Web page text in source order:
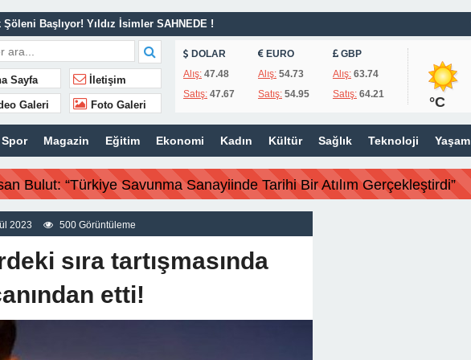
Şöleni Başlıyor! Yıldız İsimler SAHNEDE !
Refahı İçin Sahadaki Yerini Aldı.
AVŞAR’DAN GÜNDEME DAİR AÇIKLAMA!
SONUCU !
belediye başkanı için karar aldı !
Sayfa İletişim
Galeri Foto Galeri
DOLAR
Alış: 47.48
Satış: 47.67
EURO
Alış:54.73
Satış:54.95
GBP
Alış:63.74
Satış:64.21 °C
Spor Magazin Eğitim Ekonomi Kadın Kültür Sağlık Teknoloji Yaşam
Bulut: “Türkiye Savunma Sanayiinde Tarihi Bir Atılım Gerçekleştirdi”
2023 500 Görüntüleme
sıra tartışmasında
etti!